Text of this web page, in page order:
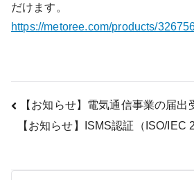
だけます。
https://metoree.com/products/
投
稿
ナ
【お知らせ】電気通信事業の届出
【お知らせ】ISMS認証（ISO/IEC